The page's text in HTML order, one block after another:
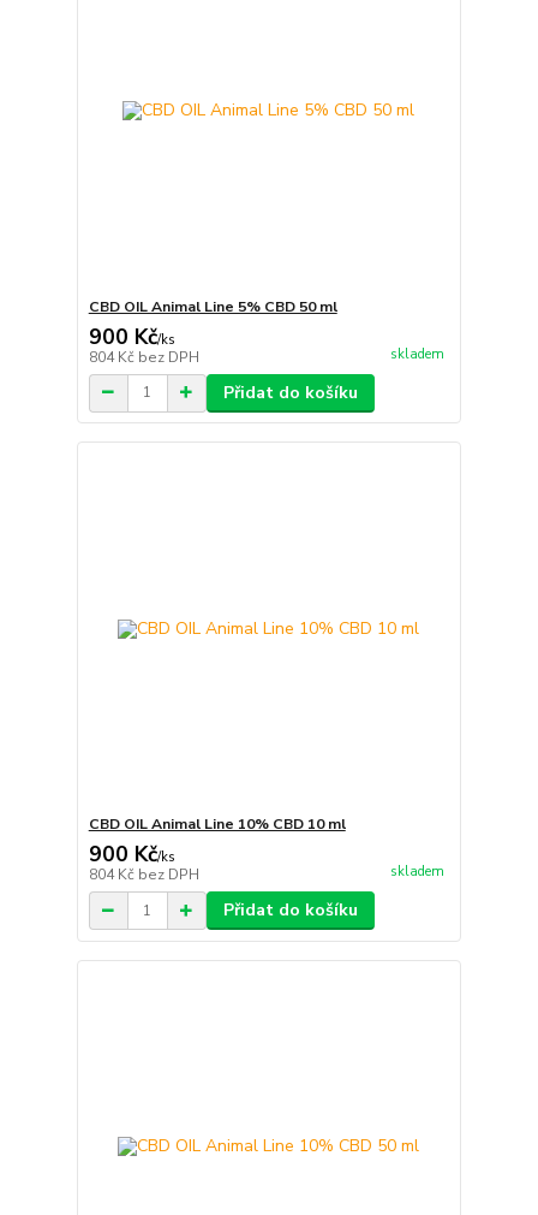
CBD OIL Animal Line 5% CBD 50 ml
900 Kč/ks
804 Kč bez DPH skladem
Přidat do košíku
CBD OIL Animal Line 10% CBD 10 ml
900 Kč/ks
804 Kč bez DPH skladem
Přidat do košíku